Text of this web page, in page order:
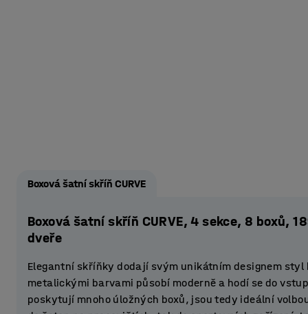
Boxová šatní skříň CURVE
Boxová šatní skříň CURVE, 4 sekce, 8 boxů,
dveře
Elegantní skříňky dodají svým unikátním designem
metalickými barvami působí moderně a hodí se do
poskytují mnoho úložných boxů, jsou tedy ideální